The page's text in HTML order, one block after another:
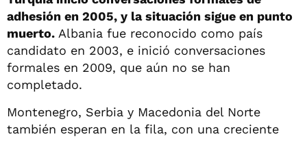
adhesión en 2005, y la situación sigue en punto
muerto. Albania fue reconocido como país
candidato en 2003, e inició conversaciones
formales en 2009, que aún no se han
completado.
Montenegro, Serbia y Macedonia del Norte
también esperan en la fila, con una creciente